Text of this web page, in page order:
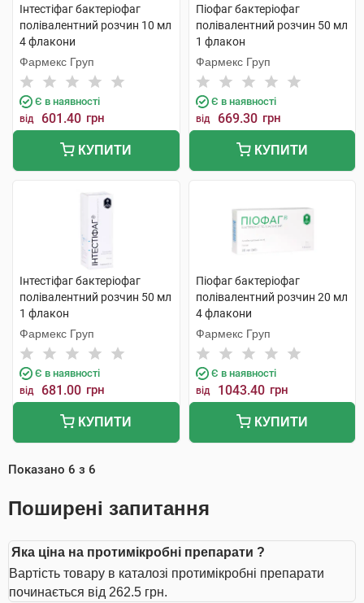
Інтестіфаг бактеріофаг
полівалентний розчин 10 мл
4 флакони
Фармекс Груп
Є в наявності
від 601.40 грн
КУПИТИ
Піофаг бактеріофаг
полівалентний розчин 50 мл
1 флакон
Фармекс Груп
Є в наявності
від 669.30 грн
КУПИТИ
Інтестіфаг бактеріофаг
полівалентний розчин 50 мл
1 флакон
Фармекс Груп
Є в наявності
від 681.00 грн
КУПИТИ
Піофаг бактеріофаг
полівалентний розчин 20 мл
4 флакони
Фармекс Груп
Є в наявності
від 1043.40 грн
КУПИТИ
Показано 6 з 6
Поширені запитання
Яка ціна на протимікробні препарати ?
Вартість товару в каталозі протимікробні препарати
починається від 262.5 грн.